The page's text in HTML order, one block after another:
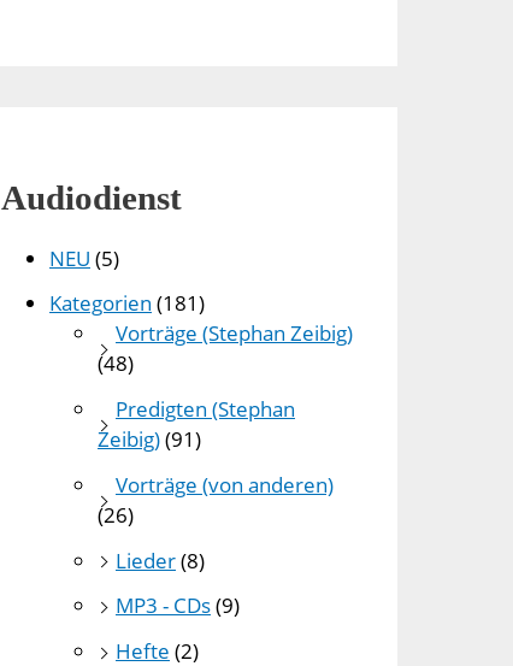
Audiodienst
NEU (5)
Kategorien (181)
Vorträge (Stephan Zeibig)
(48)
Predigten (Stephan
Zeibig)(91)
Vorträge (von anderen)
(26)
Lieder(8)
MP3 - CDs(9)
Hefte (2)